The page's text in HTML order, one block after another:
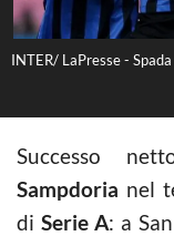
INTER/ LaPresse - Spada
Successo
Sampdoria nel
di Serie A: a